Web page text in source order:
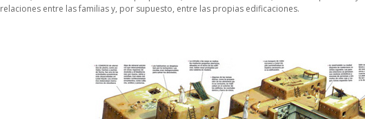
relaciones entre las familias y, por supuesto, entre las propias edificaciones.